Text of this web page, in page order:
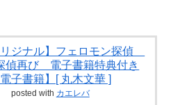
リジナル】フェロモン探偵
偵再び 電子書籍特典付き
電子書籍】[ 丸木文華 ]
posted with カエレバ